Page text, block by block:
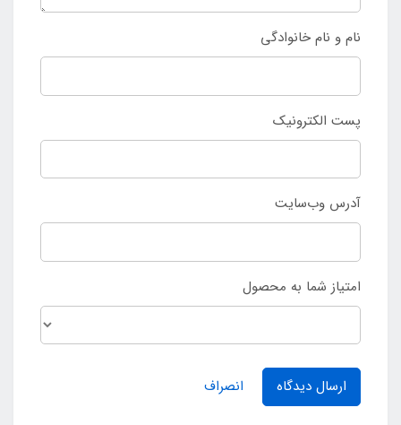
نام و نام خانوادگی
پست الکترونیک
آدرس وب‌سایت
امتیاز شما به محصول
ارسال دیدگاه انصراف